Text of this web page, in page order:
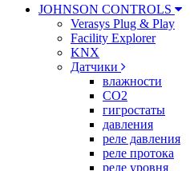
JOHNSON CONTROLS
Verasys Plug & Play
Facility Explorer
KNX
Датчики
влажности
CO2
гигростаты
давления
реле давления
реле протока
реле уровня